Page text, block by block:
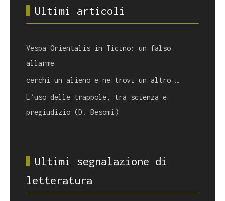
Ultimi articoli
Vespa Orientalis in Ticino: un falso
allarme
cerchi un alieno e ne trovi un altro …
L’uso delle trappole, tra scienza e
pregiudizio (D. Besomi)
Ultimi segnalazione di
letteratura